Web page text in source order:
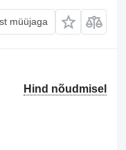
müüjaga
Hind nõudmisel